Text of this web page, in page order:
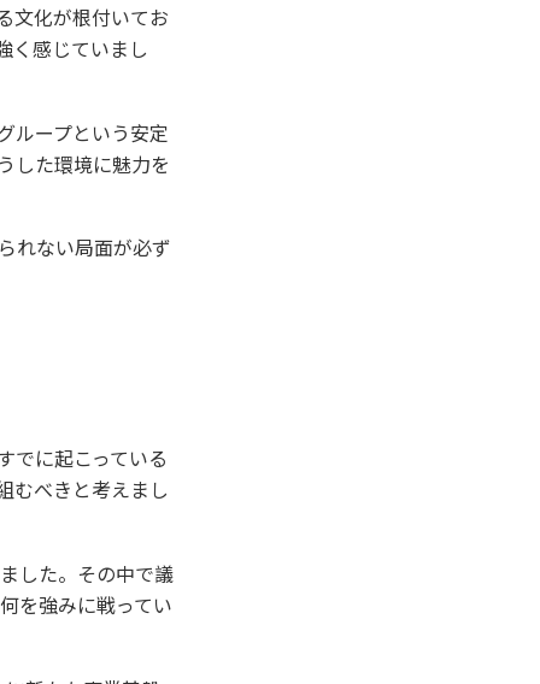
文化が根付いてお
く感じていまし
ループという安定
した環境に魅力を
れない局面が必ず
でに起こっている
むべきと考えまし
した。その中で議
を強みに戦ってい